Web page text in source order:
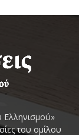
Ελληνισμού»
του ομίλου